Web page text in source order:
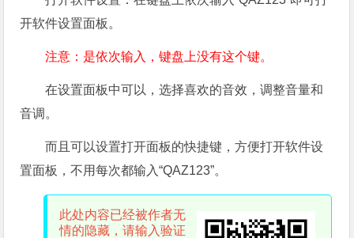
开软件设置面板。
注意：是依次输入，键盘上没有这个键。
在设置面板中可以，选择喜欢的音效，调整音量和
音调。
而且可以设置打开面板的快捷键，方便打开软件设
置面板，不用每次都输入“QAZ123”。
此处内容已经被作者无
情的隐藏，请输入验证